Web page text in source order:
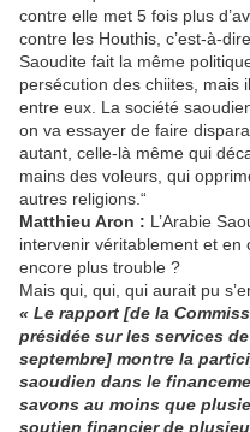
contre elle met 5 fois plus
contre les Houthis, c’est-à-
Saoudite fait la même
persécution des chiites, mais
entre eux. La société
on va essayer de faire
autant, celle-là même qui
mains des voleurs, qui
autres religions.“
Matthieu Aron : L’Arabie
intervenir véritablement et
encore plus trouble ?
Mais qui, qui, qui aurait pu
« Le rapport [de la
présidée sur les services
septembre] montre la
saoudien dans le
savons au moins que
soutien financier de